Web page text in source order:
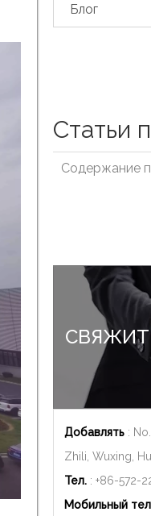
Блог
Статьи
Содержание
Добавлять :
Zhili, Wuxing,
Тел. : +86-572-
Мобильный